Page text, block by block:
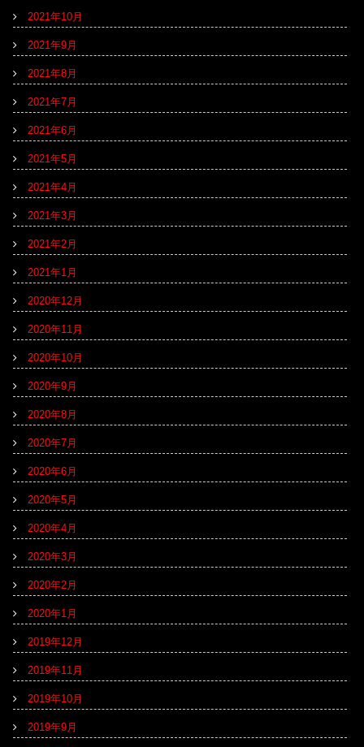
2021年10月
2021年9月
2021年8月
2021年7月
2021年6月
2021年5月
2021年4月
2021年3月
2021年2月
2021年1月
2020年12月
2020年11月
2020年10月
2020年9月
2020年8月
2020年7月
2020年6月
2020年5月
2020年4月
2020年3月
2020年2月
2020年1月
2019年12月
2019年11月
2019年10月
2019年9月